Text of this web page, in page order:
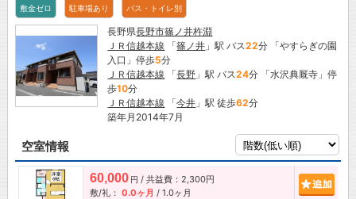
敷金ゼロ 駐車場あり バス・トイレ別
長野県長野市篠ノ井杵淵
ＪＲ信越本線 「篠ノ井 」駅 バス22分 「やすらぎの園
入口」停歩5分
ＪＲ信越本線 「長野 」駅 バス24分 「水沢典厩寺」停
歩10分
ＪＲ信越本線 「今井 」駅 徒歩62分
築年月2014年7月
空室情報
60,000 円 / 共益費：2,300円
敷/礼： 0.0ヶ月 / 1.0ヶ月